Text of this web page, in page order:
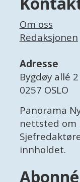
Om oss
Redaksjonen
Adresse
Bygdøy allé 2
0257 OSLO
Panorama
nettsted om
innholdet.